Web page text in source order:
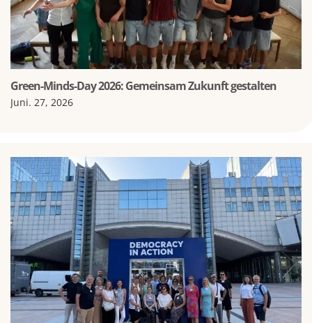
Green-Minds-Day 2026: Gemeinsam Zukunft gestalten
Juni. 27, 2026